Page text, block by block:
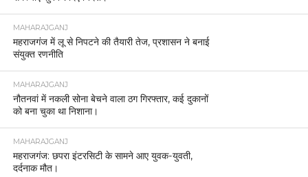
MAHARAJGANJ
महराजगंज में लू से निपटने की तैयारी तेज, प्रशासन ने बनाई
संयुक्त रणनीति
MAHARAJGANJ
नौतनवां में नकली सोना बेचने वाला ठग गिरफ्तार, कई दुकानों
को बना चुका था निशाना।
MAHARAJGANJ
महराजगंज: छपरा इंटरसिटी के सामने आए युवक-युवती,
दर्दनाक मौत।